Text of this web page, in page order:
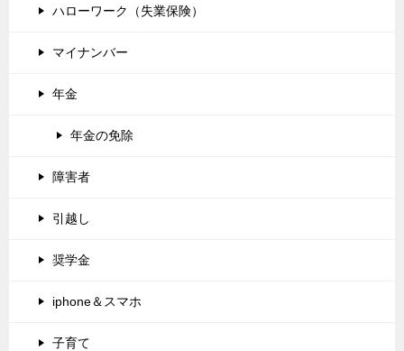
ハローワーク（失業保険）
マイナンバー
年金
年金の免除
障害者
引越し
奨学金
iphone＆スマホ
子育て